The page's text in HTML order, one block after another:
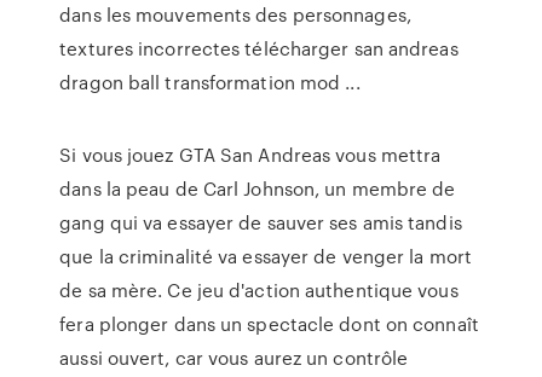
dans les mouvements des personnages,
textures incorrectes télécharger san andreas
dragon ball transformation mod ...
Si vous jouez GTA San Andreas vous mettra
dans la peau de Carl Johnson, un membre de
gang qui va essayer de sauver ses amis tandis
que la criminalité va essayer de venger la mort
de sa mère. Ce jeu d'action authentique vous
fera plonger dans un spectacle dont on connaît
aussi ouvert, car vous aurez un contrôle